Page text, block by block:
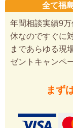
全て福
年間相談実績9
休なのですぐに
まであらゆる現
ゼントキャンペ
まず